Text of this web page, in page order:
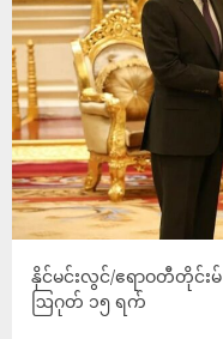
နိုင်မင်းလွင်/ဧရာဝတီတိုင်းမ်
ဩဂုတ် ၁၅ ရက်